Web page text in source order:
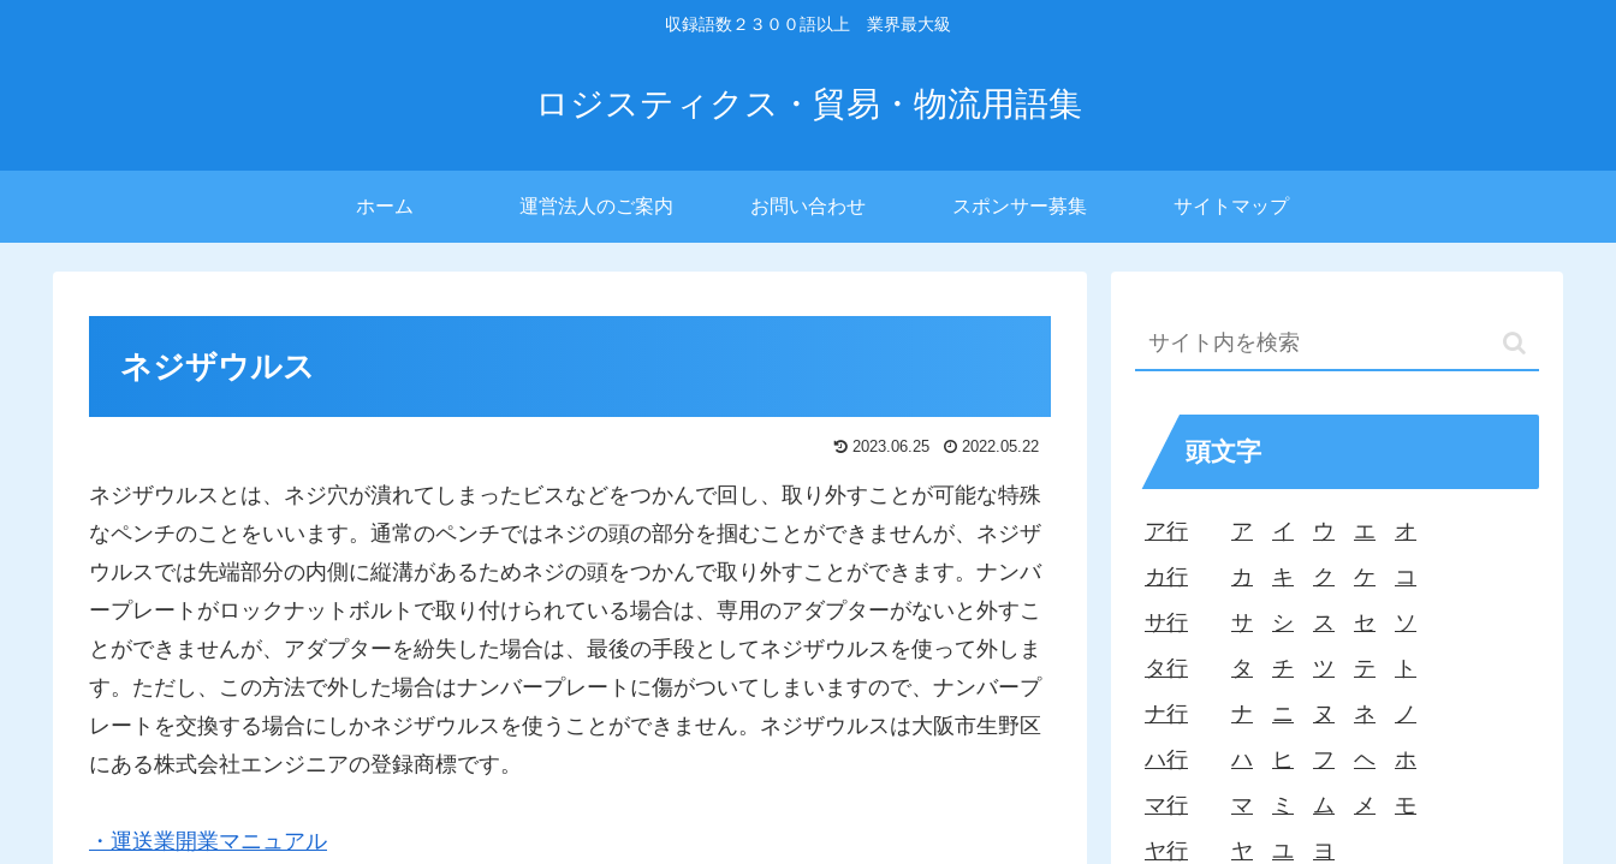
収録語数２３００語以上 業界最大級
ロジスティクス・貿易・物流用語集
ホーム 運営法人のご案内 お問い合わせ スポンサー募集 サイトマップ
ネジザウルス
2023.06.25 2022.05.22
ネジザウルスとは、ネジ穴が潰れてしまったビスなどをつかんで回し、取り外すことが可能な特殊
なペンチのことをいいます。通常のペンチではネジの頭の部分を掴むことができませんが、ネジザ
ウルスでは先端部分の内側に縦溝があるためネジの頭をつかんで取り外すことができます。ナンバ
ープレートがロックナットボルトで取り付けられている場合は、専用のアダプターがないと外すこ
とができませんが、アダプターを紛失した場合は、最後の手段としてネジザウルスを使って外しま
す。ただし、この方法で外した場合はナンバープレートに傷がついてしまいますので、ナンバープ
レートを交換する場合にしかネジザウルスを使うことができません。ネジザウルスは大阪市生野区
にある株式会社エンジニアの登録商標です。
・運送業開業マニュアル
頭文字
ア行 ア イ ウ エ
オ
カ行
カ キ ク ケ
コ
サ行
サ シ ス セ
ソ
タ行
タ チ ツ テ
ト
ナ行
ナ ニ ヌ ネ
ノ
ハ行
ハ ヒ フ ヘ
ホ
マ行
マ ミ ム メ
モ
ヤ行
ヤ ユ
ヨ